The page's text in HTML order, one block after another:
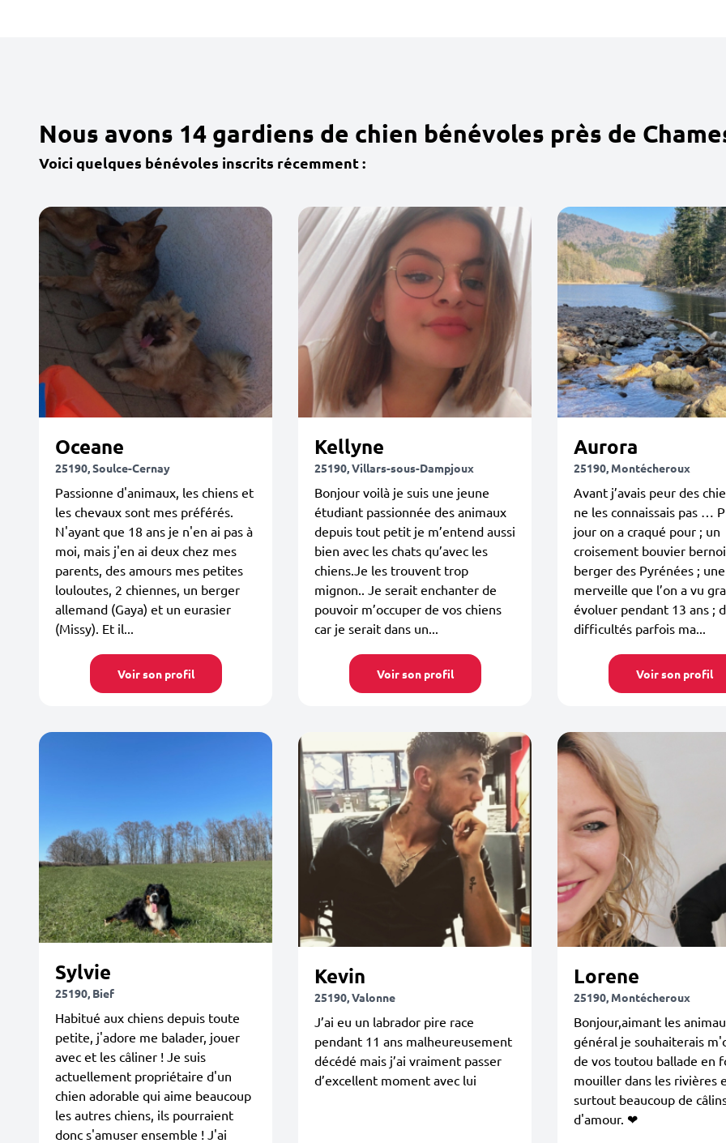
Nous avons 14 gardiens de chien bénévoles près de
Voici quelques bénévoles inscrits récemment :
Oceane
25190, Soulce-Cernay
Passionne d'animaux, les chiens et
les chevaux sont mes préférés.
N'ayant que 18 ans je n'en ai pas à
moi, mais j'en ai deux chez mes
parents, des amours mes petites
louloutes, 2 chiennes, un berger
allemand (Gaya) et un eurasier
(Missy). Et il...
Voir son profil
Kellyne
25190, Villars-sous-Dampjoux
Bonjour voilà je suis une jeune
étudiant passionnée des animaux
depuis tout petit je m’entend aussi
bien avec les chats qu’avec les
chiens.Je les trouvent trop
mignon.. Je serait enchanter de
pouvoir m’occuper de vos chiens
car je serait dans un...
Voir son profil
Aurora
25190, Montécheroux
Avant j’avais peur des
ne les connaissais pas …
jour on a craqué pour ; un
croisement bouvier
berger des Pyrénées ;
merveille que l’on a vu
évoluer pendant 13 ans ;
difficultés parfois ma...
Voir son profil
Sylvie
25190, Bief
Habitué aux chiens depuis toute
petite, j'adore me balader, jouer
avec et les câliner ! Je suis
actuellement propriétaire d'un
chien adorable qui aime beaucoup
les autres chiens, ils pourraient
donc s'amuser ensemble ! J'ai
Kevin
25190, Valonne
J’ai eu un labrador pire race
pendant 11 ans malheureusement
décédé mais j’ai vraiment passer
d’excellent moment avec lui
Lorene
25190, Montécheroux
Bonjour,aimant les
général je souhaiterais
de vos toutou ballade en
mouiller dans les rivières
surtout beaucoup de
d'amour. ❤